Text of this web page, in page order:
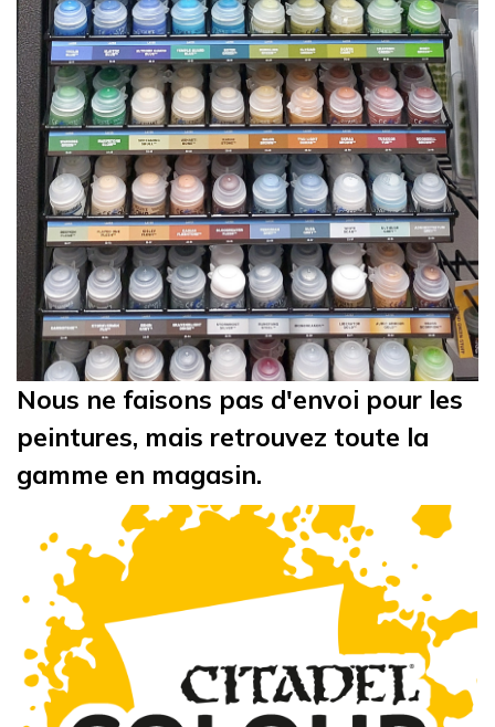
Nous ne faisons pas d'envoi pour les
peintures, mais retrouvez toute la
gamme en magasin.